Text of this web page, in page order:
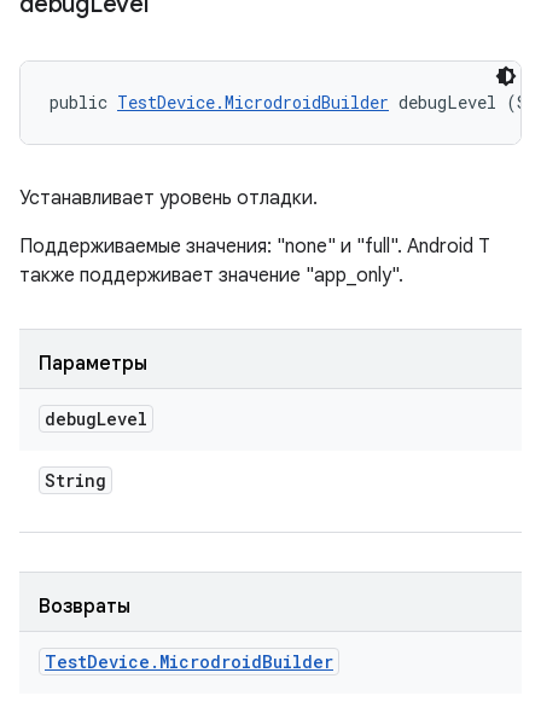
public TestDevice.MicrodroidBuilder debugLevel
Устанавливает уровень отладки.
Поддерживаемые значения: "none" и "full". Android T
также поддерживает значение "app_only".
Параметры
debugLevel
String
Возвраты
TestDevice . MicrodroidBuilder